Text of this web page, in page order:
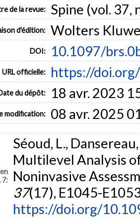
de la revue: Spine (vol. 37,
d'édition: Wolters
DOI: 10.1097/
URL officielle: https://
du dépôt: 18 avr. 2023
modification: 08 avr. 2025
7:
Séoud, L.,
Multilevel Analysis
Noninvasive
37(17), E1045-
https://doi.org/